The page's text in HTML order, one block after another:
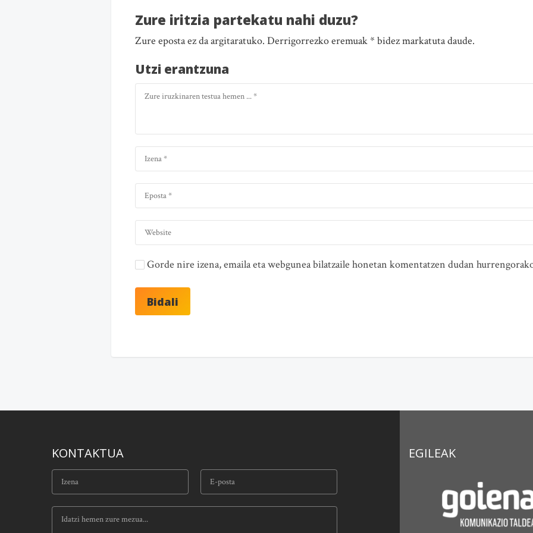
Zure iritzia partekatu nahi duzu?
Zure eposta ez da argitaratuko. Derrigorrezko eremuak * bidez markatuta daude.
Utzi erantzuna
Gorde nire izena, emaila eta webgunea bilatzaile honetan komentatzen dudan
KONTAKTUA EGILEAK